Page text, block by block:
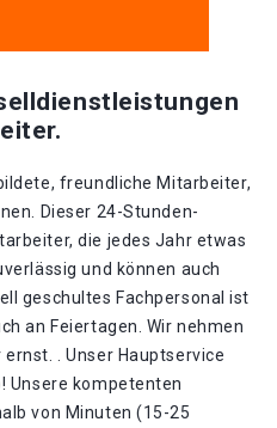
freundliche Mitarbeiter,
Dieser 24-Stunden-
die jedes Jahr etwas
und können auch
geschultes Fachpersonal ist
an Feiertagen. Wir nehmen
. Unser Hauptservice
Unsere kompetenten
von Minuten (15-25